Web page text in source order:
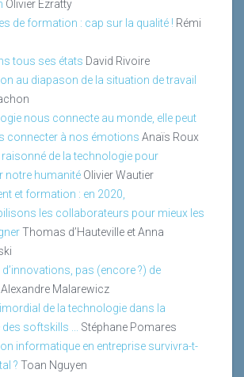
Olivier Ezratty
de formation : cap sur la qualité ! Rémi
tous ses états David Rivoire
au diapason de la situation de travail
nous connecte au monde, elle peut
connecter à nos émotions Anaïs Roux
raisonné de la technologie pour
notre humanité Olivier Wautier
et formation : en 2020,
les collaborateurs pour mieux les
Thomas d’Hauteville et Anna
pas (encore ?) de
Alexandre Malarewicz
de la technologie dans la
softskills ...
Stéphane Pomares
informatique en entreprise survivra-t-
? Toan Nguyen